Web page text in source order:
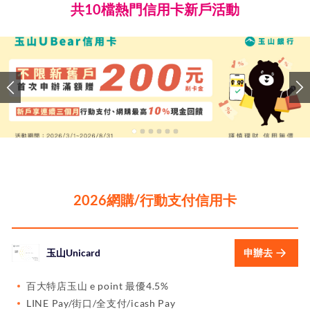
共10檔熱門信用卡新戶活動
2026網購/行動支付信用卡
玉山Unicard 申辦去
百大特店玉山 e point 最優4.5%
LINE Pay/街口/全支付/icash Pay